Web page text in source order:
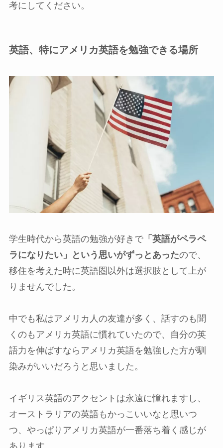
考にしてください。
英語、特にアメリカ英語を勉強できる場所
学生時代から英語の勉強が好きで「英語がペラペ
ラになりたい」という思いがずっとあったので、
移住を考えた時に英語圏以外は選択肢として上が
りませんでした。
中でも私はアメリカ人の友達が多く、話すのも聞
くのもアメリカ英語に慣れていたので、自分の英
語力を伸ばすならアメリカ英語を勉強した方が馴
染みがいいだろうと思いました。
イギリス英語のアクセントは永遠に憧れますし、
オーストラリアの英語もかっこいいなと思いつ
つ、やっぱりアメリカ英語が一番落ち着く感じが
あります。